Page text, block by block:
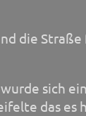
die
sich
das es